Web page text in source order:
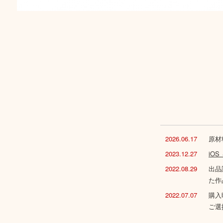
2026.06.17
原
2023.12.27
iOS
2022.08.29
出
た
2022.07.07
購
ご